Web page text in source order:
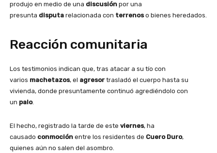
produjo en medio de una discusión por una
presunta disputa relacionada con terrenoso bienes heredados.
Reacción comunitaria
Los testimonios indican que, tras atacar a su tío con
varios machetazos, el agresor trasladó el cuerpo hasta su
vivienda, donde presuntamente continuó agrediéndolo con
un palo.
El hecho, registrado la tarde de este viernes, ha
causado conmoción entre los residentes de Cuero Duro,
quienes aún no salen del asombro.